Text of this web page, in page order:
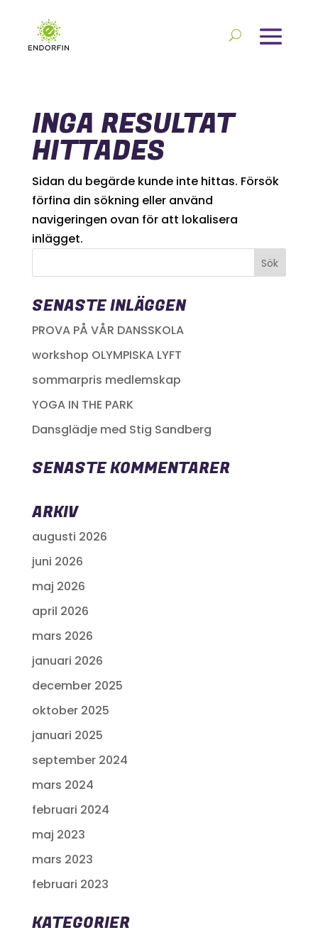
INGA RESULTAT
HITTADES
Sidan du begärde kunde inte hittas. Försök
förfina din sökning eller använd
navigeringen ovan för att lokalisera
inlägget.
SENASTE INLÄGGEN
PROVA PÅ VÅR DANSSKOLA
workshop OLYMPISKA LYFT
sommarpris medlemskap
YOGA IN THE PARK
Dansglädje med Stig Sandberg
SENASTE KOMMENTARER
ARKIV
augusti 2026
juni 2026
maj 2026
april 2026
mars 2026
januari 2026
december 2025
oktober 2025
januari 2025
september 2024
mars 2024
februari 2024
maj 2023
mars 2023
februari 2023
KATEGORIER